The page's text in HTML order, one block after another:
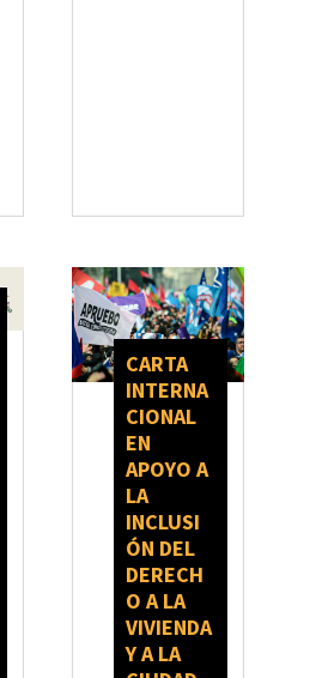
CARTA
INTERNA
CIONAL
EN
APOYO A
LA
INCLUSI
ÓN DEL
DERECH
O A LA
VIVIENDA
Y A LA